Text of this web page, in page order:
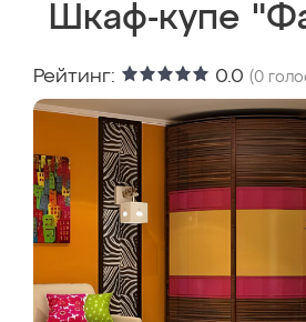
Шкаф-купе
Рейтинг: 0.0 (0